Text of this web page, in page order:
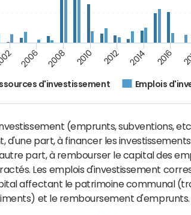
d'investissement Emplois
2006 2008 2010 2012 2014 2016
(emprunts, subventions,
d'une part, à financer les
part, à rembourser le capital des
Les emplois d'investissement
affectant le patrimoine communal
et le remboursement d'emprunts.